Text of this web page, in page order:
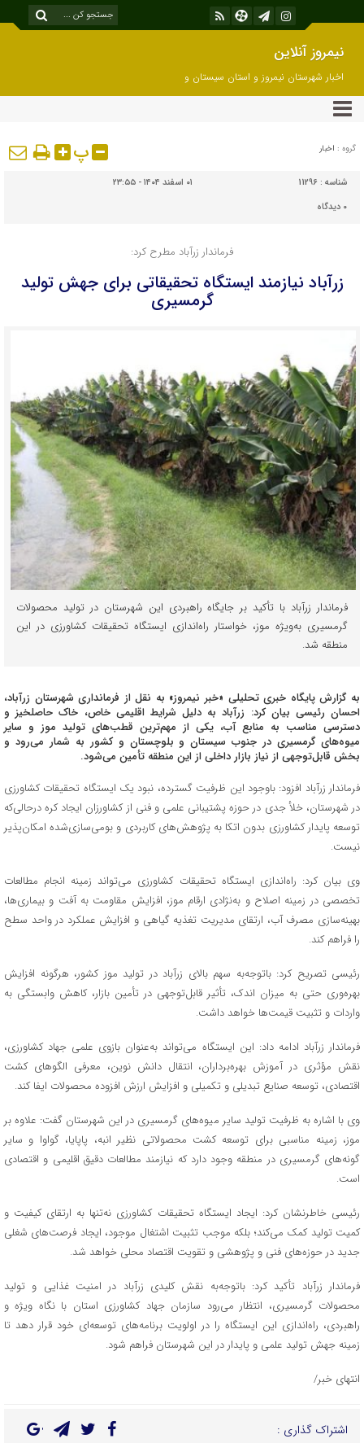
نیمروز آنلاین
اخبار شهرستان نیمروز و استان سیستان و
بلوچستان
گروه : اخبار پ
شناسه : 11296
۰۱ اسفند ۱۴۰۴ - ۲۳:۵۵
۰ دیدگاه
فرماندار زرآباد مطرح کرد:
زرآباد نیازمند ایستگاه تحقیقاتی برای جهش تولید
گرمسیری
فرماندار زرآباد با تأکید بر جایگاه راهبردی این شهرستان در تولید محصولات
گرمسیری به‌ویژه موز، خواستار راه‌اندازی ایستگاه تحقیقات کشاورزی در این
منطقه شد.
به گزارش پایگاه خبری تحلیلی «خبر نیمروز» به نقل از فرمانداری شهرستان زرآباد،
احسان رئیسی بیان کرد: زرآباد به دلیل شرایط اقلیمی خاص، خاک حاصلخیز و
دسترسی مناسب به منابع آب، یکی از مهم‌ترین قطب‌های تولید موز و سایر
میوه‌های گرمسیری در جنوب سیستان و بلوچستان و کشور به شمار می‌رود و
بخش قابل‌توجهی از نیاز بازار داخلی از این منطقه تأمین می‌شود.
فرماندار زرآباد افزود: باوجود این ظرفیت گسترده، نبود یک ایستگاه تحقیقات کشاورزی
در شهرستان، خلأ جدی در حوزه پشتیبانی علمی و فنی از کشاورزان ایجاد کره درحالی‌که
توسعه پایدار کشاورزی بدون اتکا به پژوهش‌های کاربردی و بومی‌سازی‌شده امکان‌پذیر
نیست.
وی بیان کرد: راه‌اندازی ایستگاه تحقیقات کشاورزی می‌تواند زمینه انجام مطالعات
تخصصی در زمینه اصلاح و به‌نژادی ارقام موز، افزایش مقاومت به آفت و بیماری‌ها،
بهینه‌سازی مصرف آب، ارتقای مدیریت تغذیه گیاهی و افزایش عملکرد در واحد سطح
را فراهم کند.
رئیسی تصریح کرد: باتوجه‌به سهم بالای زرآباد در تولید موز کشور، هرگونه افزایش
بهره‌وری حتی به میزان اندک، تأثیر قابل‌توجهی در تأمین بازار، کاهش وابستگی به
واردات و تثبیت قیمت‌ها خواهد داشت.
فرماندار زرآباد ادامه داد: این ایستگاه می‌تواند به‌عنوان بازوی علمی جهاد کشاورزی،
نقش مؤثری در آموزش بهره‌برداران، انتقال دانش نوین، معرفی الگوهای کشت
اقتصادی، توسعه صنایع تبدیلی و تکمیلی و افزایش ارزش افزوده محصولات ایفا کند.
وی با اشاره به ظرفیت تولید سایر میوه‌های گرمسیری در این شهرستان گفت: علاوه بر
موز، زمینه مناسبی برای توسعه کشت محصولاتی نظیر انبه، پاپایا، گواوا و سایر
گونه‌های گرمسیری در منطقه وجود دارد که نیازمند مطالعات دقیق اقلیمی و اقتصادی
است.
رئیسی خاطرنشان کرد: ایجاد ایستگاه تحقیقات کشاورزی نه‌تنها به ارتقای کیفیت و
کمیت تولید کمک می‌کند؛ بلکه موجب تثبیت اشتغال موجود، ایجاد فرصت‌های شغلی
جدید در حوزه‌های فنی و پژوهشی و تقویت اقتصاد محلی خواهد شد.
فرماندار زرآباد تأکید کرد: باتوجه‌به نقش کلیدی زرآباد در امنیت غذایی و تولید
محصولات گرمسیری، انتظار می‌رود سازمان جهاد کشاورزی استان با نگاه ویژه و
راهبردی، راه‌اندازی این ایستگاه را در اولویت برنامه‌های توسعه‌ای خود قرار دهد تا
زمینه جهش تولید علمی و پایدار در این شهرستان فراهم شود.
انتهای خبر/
اشتراک گذاری :